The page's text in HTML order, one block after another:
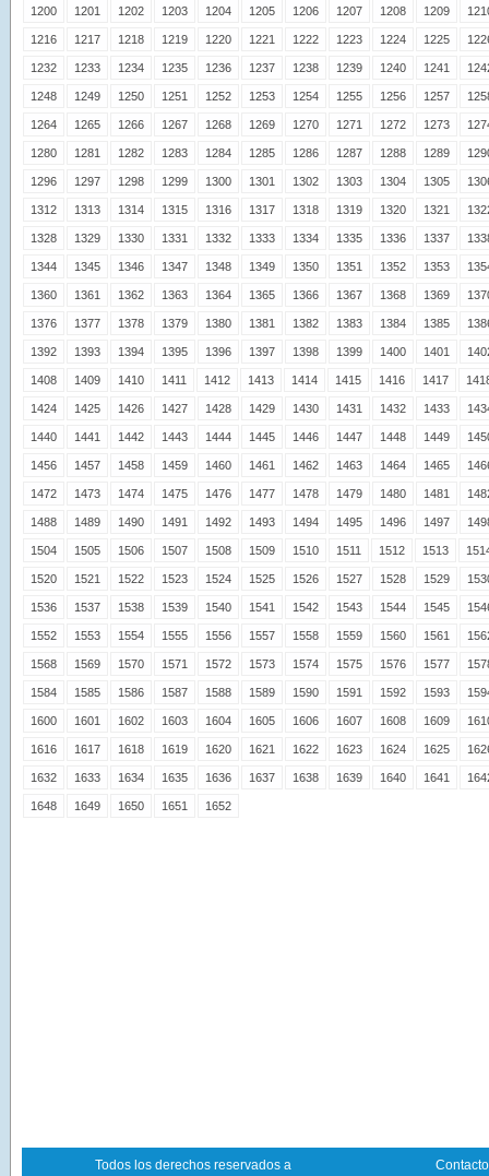
1200 1201 1202 1203 1204 1205 1206 1207 1208 1209
1216 1217 1218 1219 1220 1221 1222 1223 1224 1225
1232 1233 1234 1235 1236 1237 1238 1239 1240 1241
1248 1249 1250 1251 1252 1253 1254 1255 1256 1257
1264 1265 1266 1267 1268 1269 1270 1271 1272 1273
1280 1281 1282 1283 1284 1285 1286 1287 1288 1289
1296 1297 1298 1299 1300 1301 1302 1303 1304 1305
1312 1313 1314 1315 1316 1317 1318 1319 1320 1321
1328 1329 1330 1331 1332 1333 1334 1335 1336 1337
1344 1345 1346 1347 1348 1349 1350 1351 1352 1353
1360 1361 1362 1363 1364 1365 1366 1367 1368 1369
1376 1377 1378 1379 1380 1381 1382 1383 1384 1385
1392 1393 1394 1395 1396 1397 1398 1399 1400 1401
1408 1409 1410 1411 1412 1413 1414 1415 1416 1417
1424 1425 1426 1427 1428 1429 1430 1431 1432 1433
1440 1441 1442 1443 1444 1445 1446 1447 1448 1449
1456 1457 1458 1459 1460 1461 1462 1463 1464 1465
1472 1473 1474 1475 1476 1477 1478 1479 1480 1481
1488 1489 1490 1491 1492 1493 1494 1495 1496 1497
1504 1505 1506 1507 1508 1509 1510 1511 1512 1513
1520 1521 1522 1523 1524 1525 1526 1527 1528 1529
1536 1537 1538 1539 1540 1541 1542 1543 1544 1545
1552 1553 1554 1555 1556 1557 1558 1559 1560 1561
1568 1569 1570 1571 1572 1573 1574 1575 1576 1577
1584 1585 1586 1587 1588 1589 1590 1591 1592 1593
1600 1601 1602 1603 1604 1605 1606 1607 1608 1609
1616 1617 1618 1619 1620 1621 1622 1623 1624 1625
1632 1633 1634 1635 1636 1637 1638 1639 1640 1641
1648 1649 1650 1651 1652
Todos los derechos reservados a